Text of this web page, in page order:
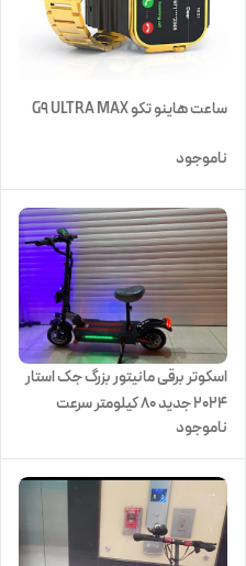
ساعت هاینو تکو G9 ULTRA MAX
ناموجود
اسکوتر برقی مانیتور بزرگ جک استار
2024 جدید ۸۰ کیلومتر سرعت
ناموجود